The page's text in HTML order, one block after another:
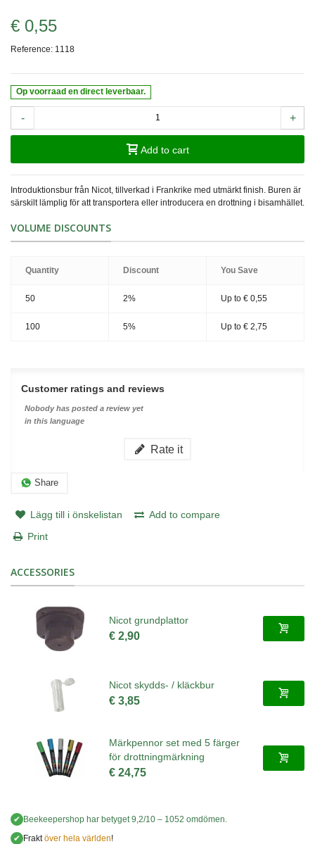
€ 0,55
Reference: 1118
Op voorraad en direct leverbaar.
- +
Add to cart
Introduktionsbur från Nicot, tillverkad i Frankrike med utmärkt finish. Buren är
särskilt lämplig för att transportera eller introducera en drottning i bisamhället.
VOLUME DISCOUNTS
Quantity Discount You Save
50 2% Up to € 0,55
100 5% Up to € 2,75
Customer ratings and reviews
Nobody has posted a review yet
in this language
Rate it
Share
Lägg till i önskelistan
Add to compare
Print
ACCESSORIES
Nicot grundplattor
€ 2,90
Nicot skydds- / kläckbur
€ 3,85
Märkpennor set med 5 färger
för drottningmärkning
€ 24,75
✔ Beekeepershop har betyget 9,2/10 – 1052 omdömen.
✔ Fraktöver hela världen!